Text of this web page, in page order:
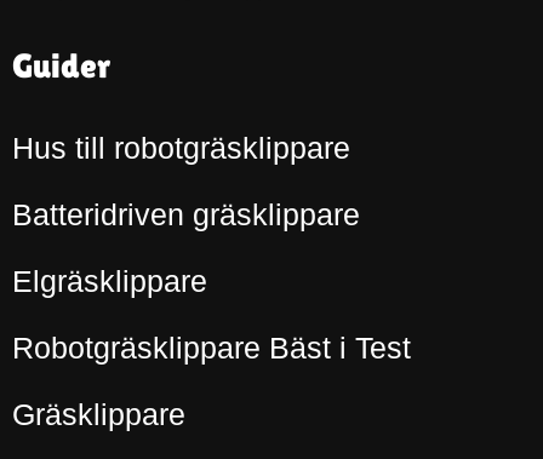
Guider
Hus till robotgräsklippare
Batteridriven gräsklippare
Elgräsklippare
Robotgräsklippare Bäst i Test
Gräsklippare